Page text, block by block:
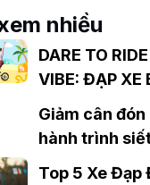
nhiều
DARE TO
VIBE: ĐẠP XE
GIẢM GIÁ
Giảm cân đón
hành trình
xe đạp ngay
Top 5 Xe Đạp